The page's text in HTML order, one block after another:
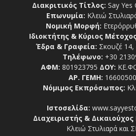
Διακριτικός Τίτλος: Say
Επωνυμία: Κλειώ
Νομική Μορφή:
Ιδιοκτήτης & Κύριος
Έδρα & Γραφεία: Σκουζέ 14,
Τηλέφωνο: +30
ΑΦΜ: 801923795 ΔΟΥ:
ΑΡ. ΓΕΜΗ:
Νόμιμος Εκπρόσωπος:
Ιστοσελίδα:
Διαχειριστής &
Κλειώ Στυλιαρά και